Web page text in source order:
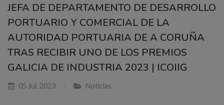
JEFA DE DEPARTAMENTO DE DESARROLLO
PORTUARIO Y COMERCIAL DE LA
AUTORIDAD PORTUARIA DE A CORUÑA
TRAS RECIBIR UNO DE LOS PREMIOS
GALICIA DE INDUSTRIA 2023 | ICOIIG
05 Jul, 2023 Noticias